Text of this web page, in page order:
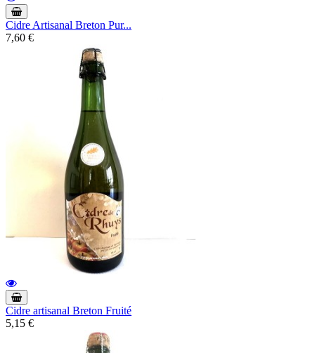
Cidre Artisanal Breton Pur...
7,60 €
Cidre artisanal Breton Fruité
5,15 €